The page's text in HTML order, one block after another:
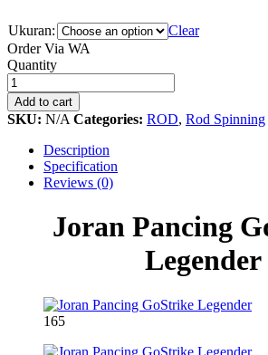
Ukuran:
Clear
Order Via WA
Joran
Pancing
GoStrike
Legender
quantity
Quantity
Add to cart
SKU: N/A Categories: ROD, Rod Spinning
Description
Specification
Reviews (0)
Joran Pancing
Legender
165